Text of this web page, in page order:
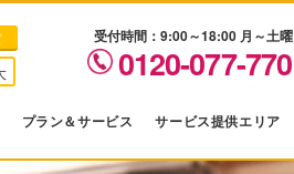
受付時間：9:00～18:00 月～土曜
0120-077-770
プラン＆サービス サービス提供エリア